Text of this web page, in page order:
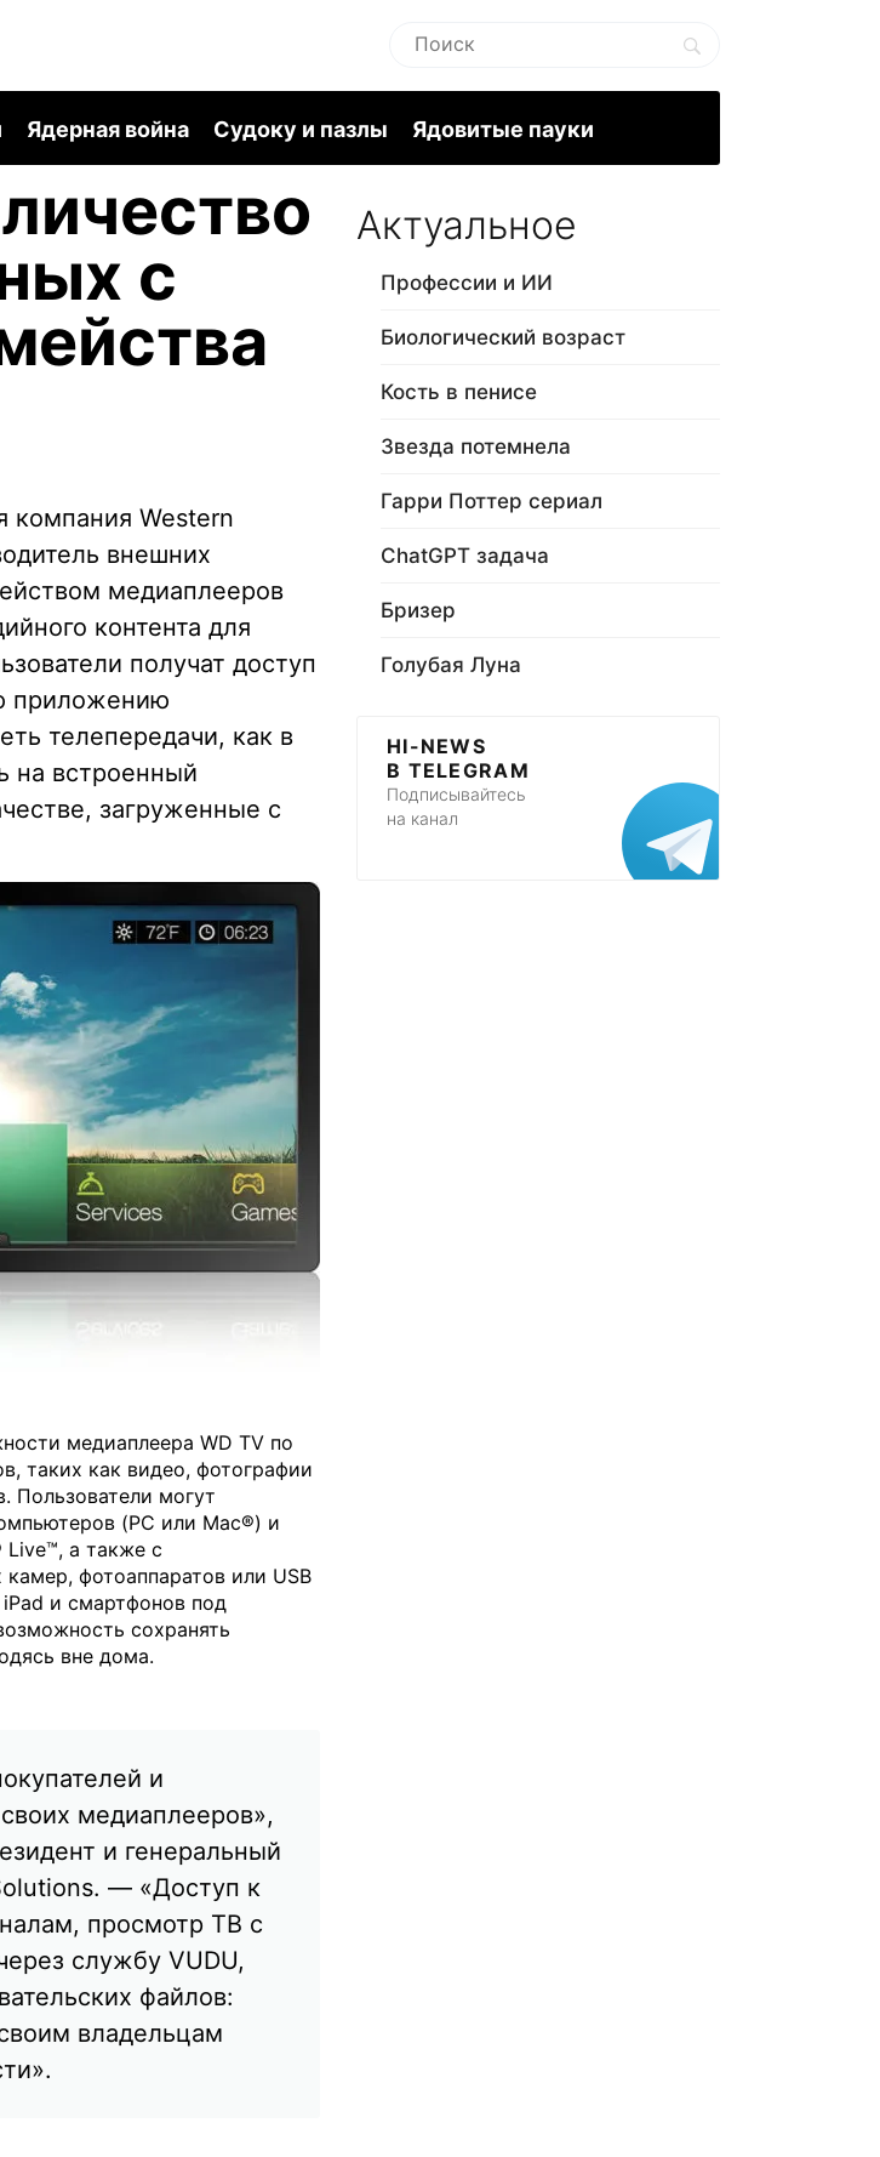
Ядерная война Судоку и пазлы Ядовитые пауки
с
Western
внешних
медиаплееров
контента для
получат доступ
приложению
телепередачи, как в
на встроенный
загруженные с
медиаплеера WD TV по
таких как видео, фотографии
Пользователи могут
(PC или Mac®) и
а также с
фотоаппаратов или USB
и смартфонов под
сохранять
вне дома.
и
медиаплееров»,
и генеральный
— «Доступ к
просмотр ТВ с
службу VUDU,
файлов:
владельцам
Актуальное
Профессии и ИИ
Биологический возраст
Кость в пенисе
Звезда потемнела
Гарри Поттер сериал
ChatGPT задача
Бризер
Голубая Луна
HI-NEWS
В TELEGRAM
Подписывайтесь
на канал